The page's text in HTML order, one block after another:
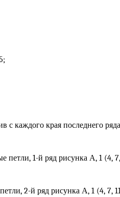
каждого края последнего
1-й ряд рисунка А, 1 (4,
2-й ряд рисунка А, 1 (4, 7,